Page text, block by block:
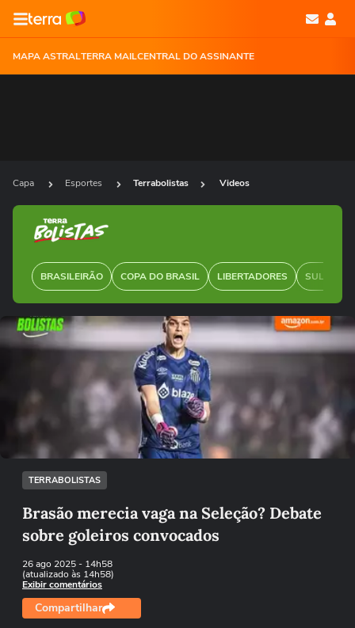
MAPA ASTRALTERRA MAILCENTRAL DO ASSINANTE
Capa Esportes Terrabolistas Videos
BRASILEIRÃO COPA DO BRASIL LIBERTADORES SUL-
Ops!
Não foi possível reproduzir o vídeo
Tentar novamente
TERRABOLISTAS
Brasão merecia vaga na Seleção? Debate
sobre goleiros convocados
26 ago 2025- 14h58
(atualizado às 14h58)
Exibir comentários
Compartilhar